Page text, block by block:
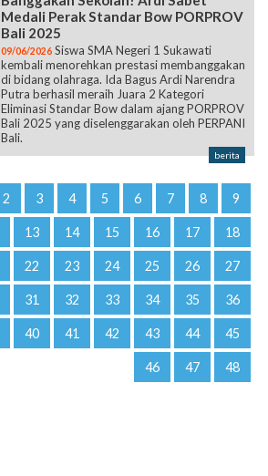
Medali Perak Standar Bow PORPROV
Bali 2025
09/06/2026 Siswa SMA Negeri 1 Sukawati
kembali menorehkan prestasi membanggakan
di bidang olahraga. Ida Bagus Ardi Narendra
Putra berhasil meraih Juara 2 Kategori
Eliminasi Standar Bow dalam ajang PORPROV
Bali 2025 yang diselenggarakan oleh PERPANI
Bali.
berita
2 3 4 5 6 7 8 9
13 14 15 16 17 18
22 23 24 25 26 27
31 32 33 34 35 36
40 41 42 43 44 45
46 47 48